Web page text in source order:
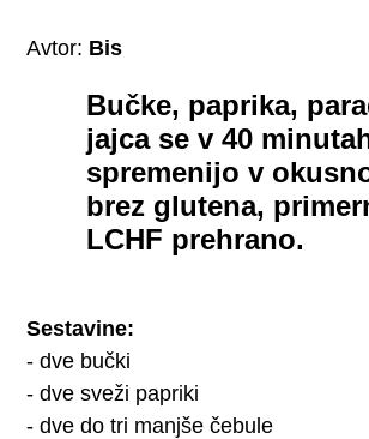
Avtor: Bis
Bučke, paprika,
jajca se v 40
spremenijo v
brez glutena,
LCHF prehrano.
Sestavine:
- dve bučki
- dve sveži papriki
- dve do tri manjše čebule